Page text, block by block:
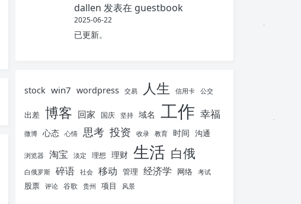
dallen 发表在 guestbook
2025-06-22
已更新。
stock win7 wordpress 交易 人生 信用卡 公交
出差 博客 回家 国庆 坚持 域名 工作 幸福
微博 心态 心情 思考 投资 收录 教育 时间 沟通
浏览器 淘宝 淡定 理想 理财 生活 白俄
白俄罗斯 碎语 社会 移动 管理 经济学 网络 考试
股票 评论 谷歌 贵州 项目 风景